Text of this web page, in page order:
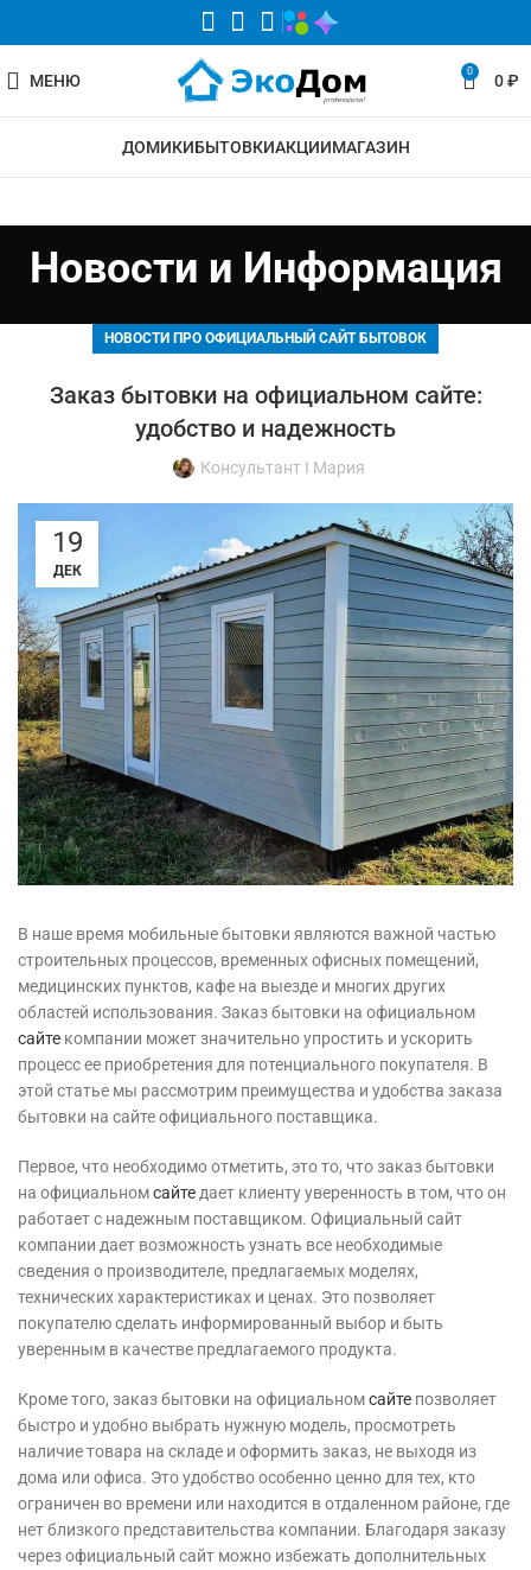
МЕНЮ 0 0₽
ДОМИКИБЫТОВКИАКЦИИМАГАЗИН
Новости и Информация
НОВОСТИ ПРО ОФИЦИАЛЬНЫЙ САЙТ БЫТОВОК
Заказ бытовки на официальном сайте:
удобство и надежность
Консультант I Мария
19
ДЕК
В наше время мобильные бытовки являются важной частью
строительных процессов, временных офисных помещений,
медицинских пунктов, кафе на выезде и многих других
областей использования. Заказ бытовки на официальном
сайте компании может значительно упростить и ускорить
процесс ее приобретения для потенциального покупателя. В
этой статье мы рассмотрим преимущества и удобства заказа
бытовки на сайте официального поставщика.
Первое, что необходимо отметить, это то, что заказ бытовки
на официальномсайте дает клиенту уверенность в том, что он
работает с надежным поставщиком. Официальный сайт
компании дает возможность узнать все необходимые
сведения о производителе, предлагаемых моделях,
технических характеристиках и ценах. Это позволяет
покупателю сделать информированный выбор и быть
уверенным в качестве предлагаемого продукта.
Кроме того, заказ бытовки на официальномсайте позволяет
быстро и удобно выбрать нужную модель, просмотреть
наличие товара на складе и оформить заказ, не выходя из
дома или офиса. Это удобство особенно ценно для тех, кто
ограничен во времени или находится в отдаленном районе, где
нет близкого представительства компании. Благодаря заказу
через официальный сайт можно избежать дополнительных